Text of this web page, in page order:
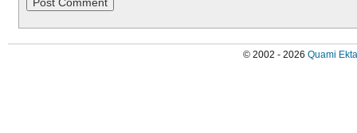
© 2002 - 2026 Quami